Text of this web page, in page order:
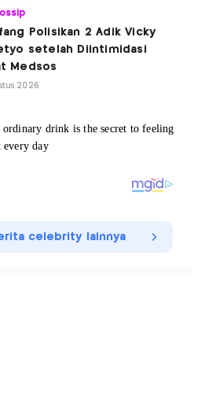
Polisikan 2 Adik Vicky
setelah Diintimidasi
Medsos
2026
celebrity lainnya